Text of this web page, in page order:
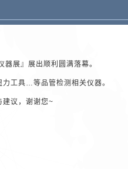
器展』展出顺利圆满落幕。
力工具…等品管检测相关仪器。
建议，谢谢您~